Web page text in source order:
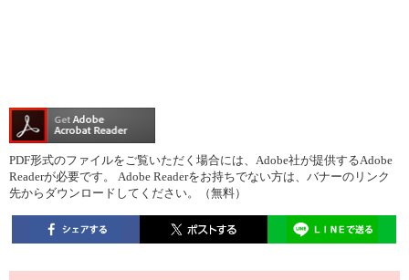
PDF形式のファイルをご覧いただく場合には、Adobe社が提供するAdobe
Readerが必要です。
Adobe Readerをお持ちでない方は、バナーのリンク
先からダウンロードしてください。（無料）